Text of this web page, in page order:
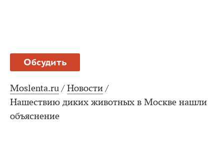
Обсудить
Moslenta.ru / Новости /
Нашествию диких животных в Москве нашли
объяснение